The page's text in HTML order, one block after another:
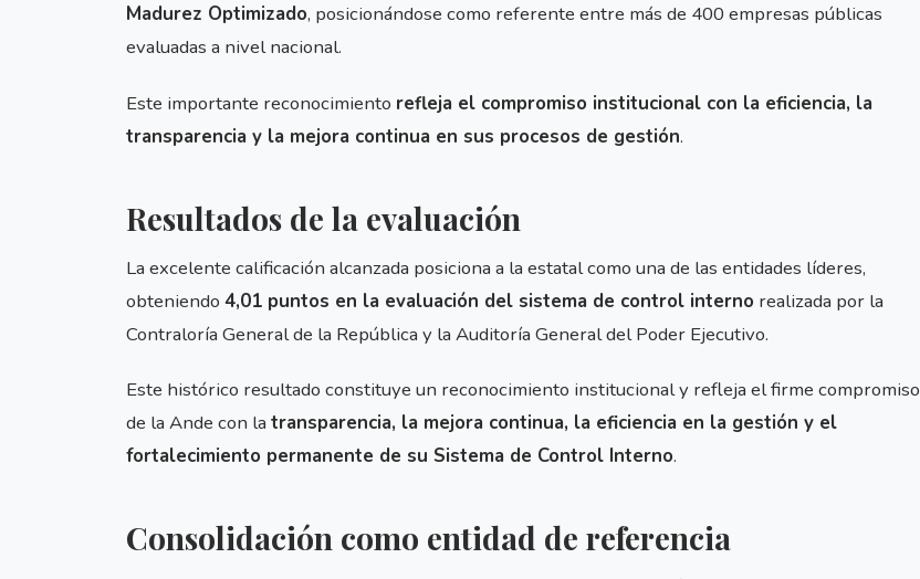
Madurez Optimizado, posicionándose como referente entre más de 400 empresas públicas
evaluadas a nivel nacional.
Este importante reconocimiento refleja el compromiso institucional con la eficiencia, la
transparencia y la mejora continua en sus procesos de gestión.
Resultados de la evaluación
La excelente calificación alcanzada posiciona a la estatal como una de las entidades líderes,
obteniendo 4,01 puntos en la evaluación del sistema de control interno realizada por la
Contraloría General de la República y la Auditoría General del Poder Ejecutivo.
Este histórico resultado constituye un reconocimiento institucional y refleja el firme compromiso
de la Ande con la transparencia, la mejora continua, la eficiencia en la gestión y el
fortalecimiento permanente de su Sistema de Control Interno.
Consolidación como entidad de referencia